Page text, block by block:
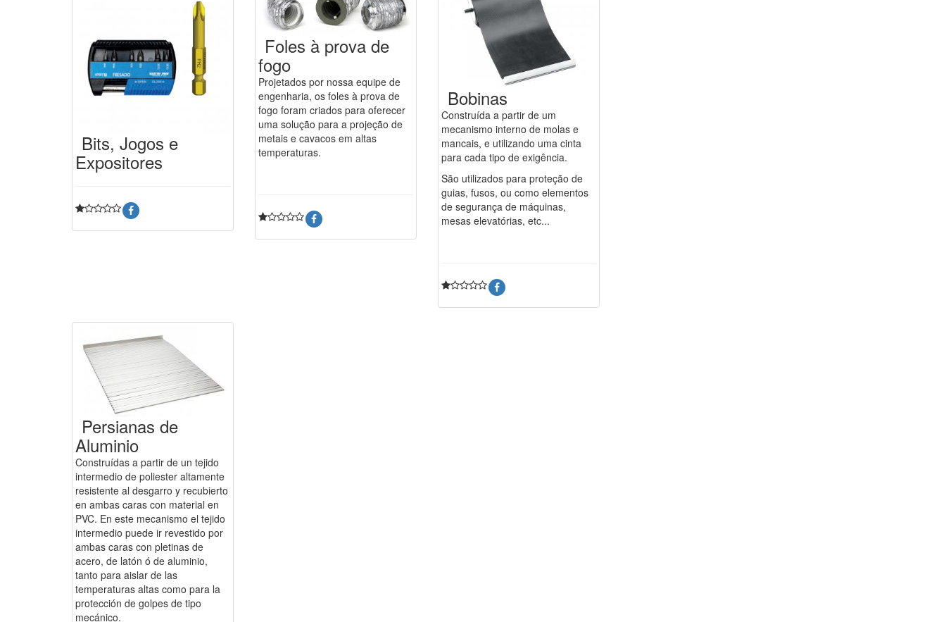
Bits, Jogos e
Expositores
Foles à prova de
fogo
Projetados por nossa equipe de
engenharia, os foles à prova de
fogo foram criados para oferecer
uma solução para a projeção de
metais e cavacos em altas
temperaturas.
Bobinas
Construída a partir de um
mecanismo interno de molas e
mancais, e utilizando uma cinta
para cada tipo de exigência.
São utilizados para proteção de
guias, fusos, ou como elementos
de segurança de máquinas,
mesas elevatórias, etc...
Persianas de
Aluminio
Construídas a partir de un tejido
intermedio de poliester altamente
resistente al desgarro y recubierto
en ambas caras con material en
PVC. En este mecanismo el tejido
intermedio puede ir revestido por
ambas caras con pletinas de
acero, de latón ó de aluminio,
tanto para aislar de las
temperaturas altas como para la
protección de golpes de tipo
mecánico.